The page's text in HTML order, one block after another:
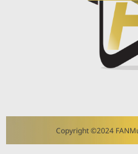
Copyright ©2024